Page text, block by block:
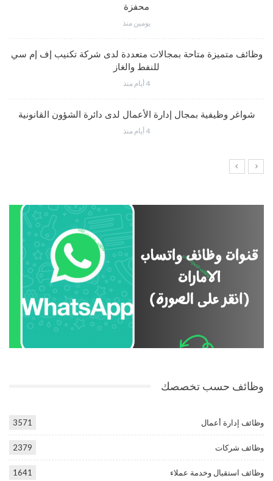
محفزة
يومين منذ
وظائف متميزة متاحة بمجالات متعددة لدى شركة تكنيب إف إم سي
للنفط والغاز
4 أيام منذ
شواغر وظيفية بمجال إدارة الأعمال لدى دائرة الشؤون القانونية
4 أيام منذ
وظائف حسب تخصصك
وظائف إدارة أعمال 3571
وظائف شركات 2379
وظائف استقبال وخدمة عملاء 1641